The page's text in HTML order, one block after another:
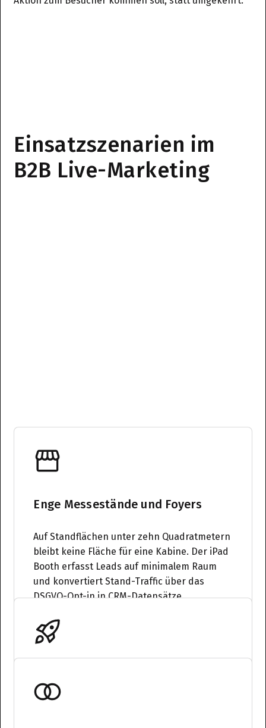
Einsatzszenarien im
B2B Live-Marketing
Enge Messestände und Foyers
Auf Standflächen unter zehn Quadratmetern
bleibt keine Fläche für eine Kabine. Der iPad
Booth erfasst Leads auf minimalem Raum
und konvertiert Stand-Traffic über das
DSGVO-Opt-in in CRM-Datensätze.